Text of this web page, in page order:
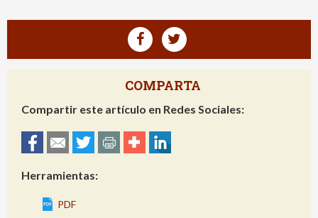
COMPARTA
Compartir este artículo en Redes Sociales:
Herramientas:
PDF